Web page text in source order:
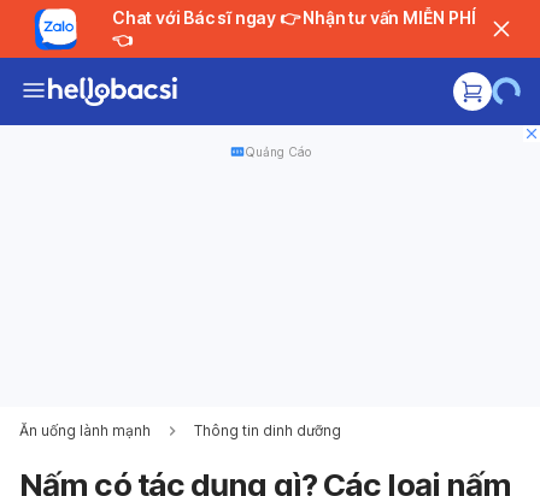
Chat với Bác sĩ ngay 👉 Nhận tư vấn MIỄN PHÍ
👈
Quảng Cáo
Ăn uống lành mạnh Thông tin dinh dưỡng
Nấm có tác dụng gì? Các loại nấm